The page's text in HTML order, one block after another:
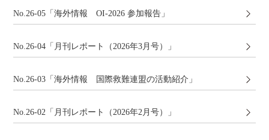
No.26-05「海外情報 OI-2026 参加報告」
No.26-04「月刊レポート（2026年3月号）」
No.26-03「海外情報 国際救難連盟の活動紹介」
No.26-02「月刊レポート（2026年2月号）」